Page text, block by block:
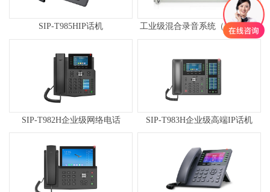
SIP-T985HIP话机 工业级混合录音系统（板卡式）
SIP-T982H企业级网络电话 SIP-T983H企业级高端IP话机